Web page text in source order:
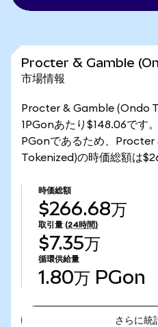
Procter & Gamble
市場情報
Procter & Gamble (Ondo
1PGonあたり$148.06です
PGonであるため、
Tokenized)の時価総額は
時価総額
$266.68万
取引量 (24時間)
$7.35万
循環供給量
1.80万 PGon
さらに統